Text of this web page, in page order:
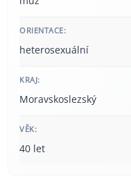
ORIENTACE:
heterosexuální
KRAJ:
Moravskoslezský
VĚK:
40 let